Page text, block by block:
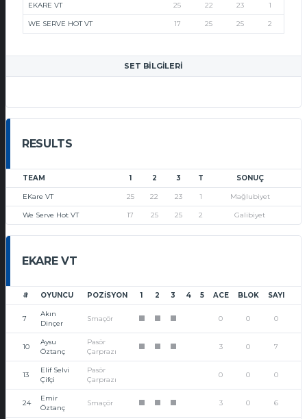
EKARE VT 25 22 23 1
WE SERVE HOT VT 17 25 25 2
SET BILGILERI
RESULTS
TEAM 1 2 3 T SONUÇ
EKare VT 25 22 23 1 Mağlubiyet
We Serve Hot VT 17 25 25 2 Galibiyet
EKARE VT
# OYUNCU POZISYON 1 2 3 4 5 ACE BLOK SAYI
7
Akın
Dinçer
Smaçör 0 0 0
10
Aysu
Öztanç
Pasör
Çarprazı
3 0 7
13
Elif Selvi
Çifçi
Pasör
Çarprazı
0 0 0
24
Emir
Öztanç
Smaçör 3 0 6